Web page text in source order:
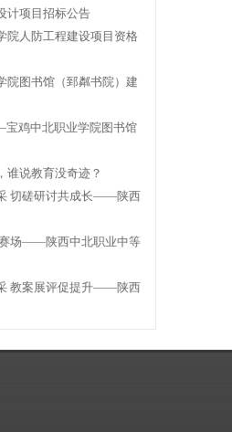
计项目招标公告
院人防工程建设项目资格
院图书馆（郅粼书院）建
鸡中北职业学院图书馆
谁说教育没奇迹？
切磋研讨共成长——陕西
场——陕西中北职业中等
教案展评促提升——陕西